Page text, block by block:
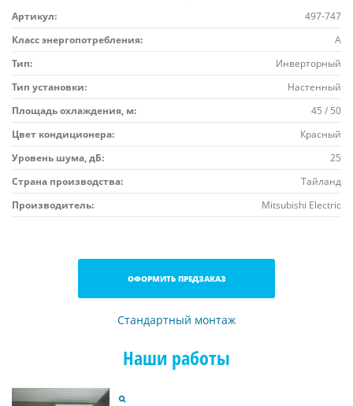
Артикул:
497-747
Класс энергопотребления:
A
Тип:
Инверторный
Тип установки:
Настенный
Площадь охлаждения, м:
45 / 50
Цвет кондиционера:
Красный
Уровень шума, дБ:
25
Страна производства:
Тайланд
Производитель:
Mitsubishi Electric
ОФОРМИТЬ ПРЕДЗАКАЗ
Стандартный монтаж
Наши работы